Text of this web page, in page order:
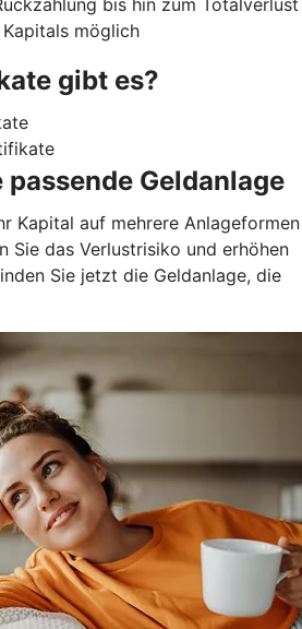
möglich
gibt es?
passende Geldanlage
Kapital auf mehrere Anlageformen
Sie das Verlustrisiko und erhöhen
Sie jetzt die Geldanlage, die